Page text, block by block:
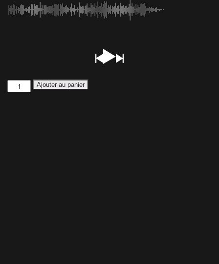
Ajouter au panier